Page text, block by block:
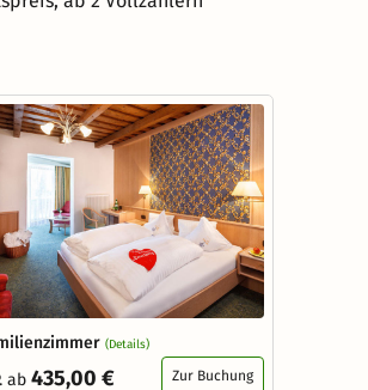
(Details)
ab 435,00 € Zur Buchung